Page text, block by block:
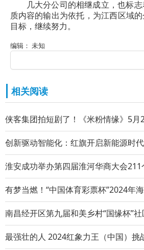
几大分公司的相继成立，也标
质内容的输出为依托，为江西区域
目标，继续努力。
编辑： 未知
相关阅读
侠客集团拍短剧了！《米粉情缘》5月
创新驱动智能化：红旗开启新能源时
淮安成功举办第四届淮河华商大会211
有梦当燃！“中国体育彩票杯”2024年
南昌经开区第九届和美乡村“国缘杯”社
最强壮的人 2024红象力王（中国）挑